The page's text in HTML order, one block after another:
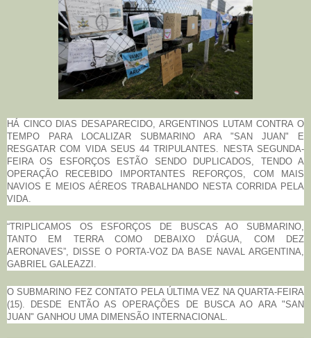
HÁ CINCO DIAS DESAPARECIDO, ARGENTINOS LUTAM CONTRA O
TEMPO PARA LOCALIZAR SUBMARINO ARA "SAN JUAN" E
RESGATAR COM VIDA SEUS 44 TRIPULANTES. NESTA SEGUNDA-
FEIRA OS ESFORÇOS ESTÃO SENDO DUPLICADOS, TENDO A
OPERAÇÃO RECEBIDO IMPORTANTES REFORÇOS, COM MAIS
NAVIOS E MEIOS AÉREOS TRABALHANDO NESTA CORRIDA PELA
VIDA.
“TRIPLICAMOS OS ESFORÇOS DE BUSCAS AO SUBMARINO,
TANTO EM TERRA COMO DEBAIXO D'ÁGUA, COM DEZ
AERONAVES”, DISSE O PORTA-VOZ DA BASE NAVAL ARGENTINA,
GABRIEL GALEAZZI.
O SUBMARINO FEZ CONTATO PELA ÚLTIMA VEZ NA QUARTA-FEIRA
(15). DESDE ENTÃO AS OPERAÇÕES DE BUSCA AO ARA "SAN
JUAN" GANHOU UMA DIMENSÃO INTERNACIONAL.